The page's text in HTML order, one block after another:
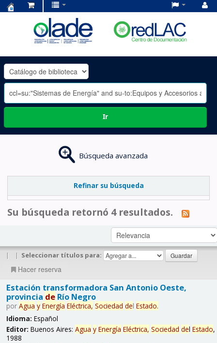
OLADE
-
Ir
Búsqueda avanzada
Refinar su búsqueda
Su búsqueda retornó 4 resultados.
| | Seleccionar títulos para:
Hacer reserva
Estación transformadora San Antonio Oeste,
provincia deRío Negro
por Agua y Energía Eléctrica, Sociedad del Estado.
Idioma: Español
Editor: Buenos Aires: Agua y Energía Eléctrica, Sociedad del Estado,
1988